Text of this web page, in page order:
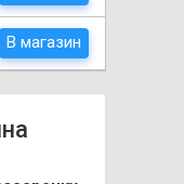
В магазин